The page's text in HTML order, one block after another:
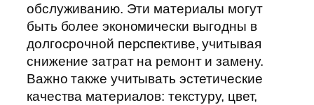
обслуживанию. Эти материалы могут
быть более экономически выгодны в
долгосрочной перспективе, учитывая
снижение затрат на ремонт и замену.
Важно также учитывать эстетические
качества материалов: текстуру, цвет,